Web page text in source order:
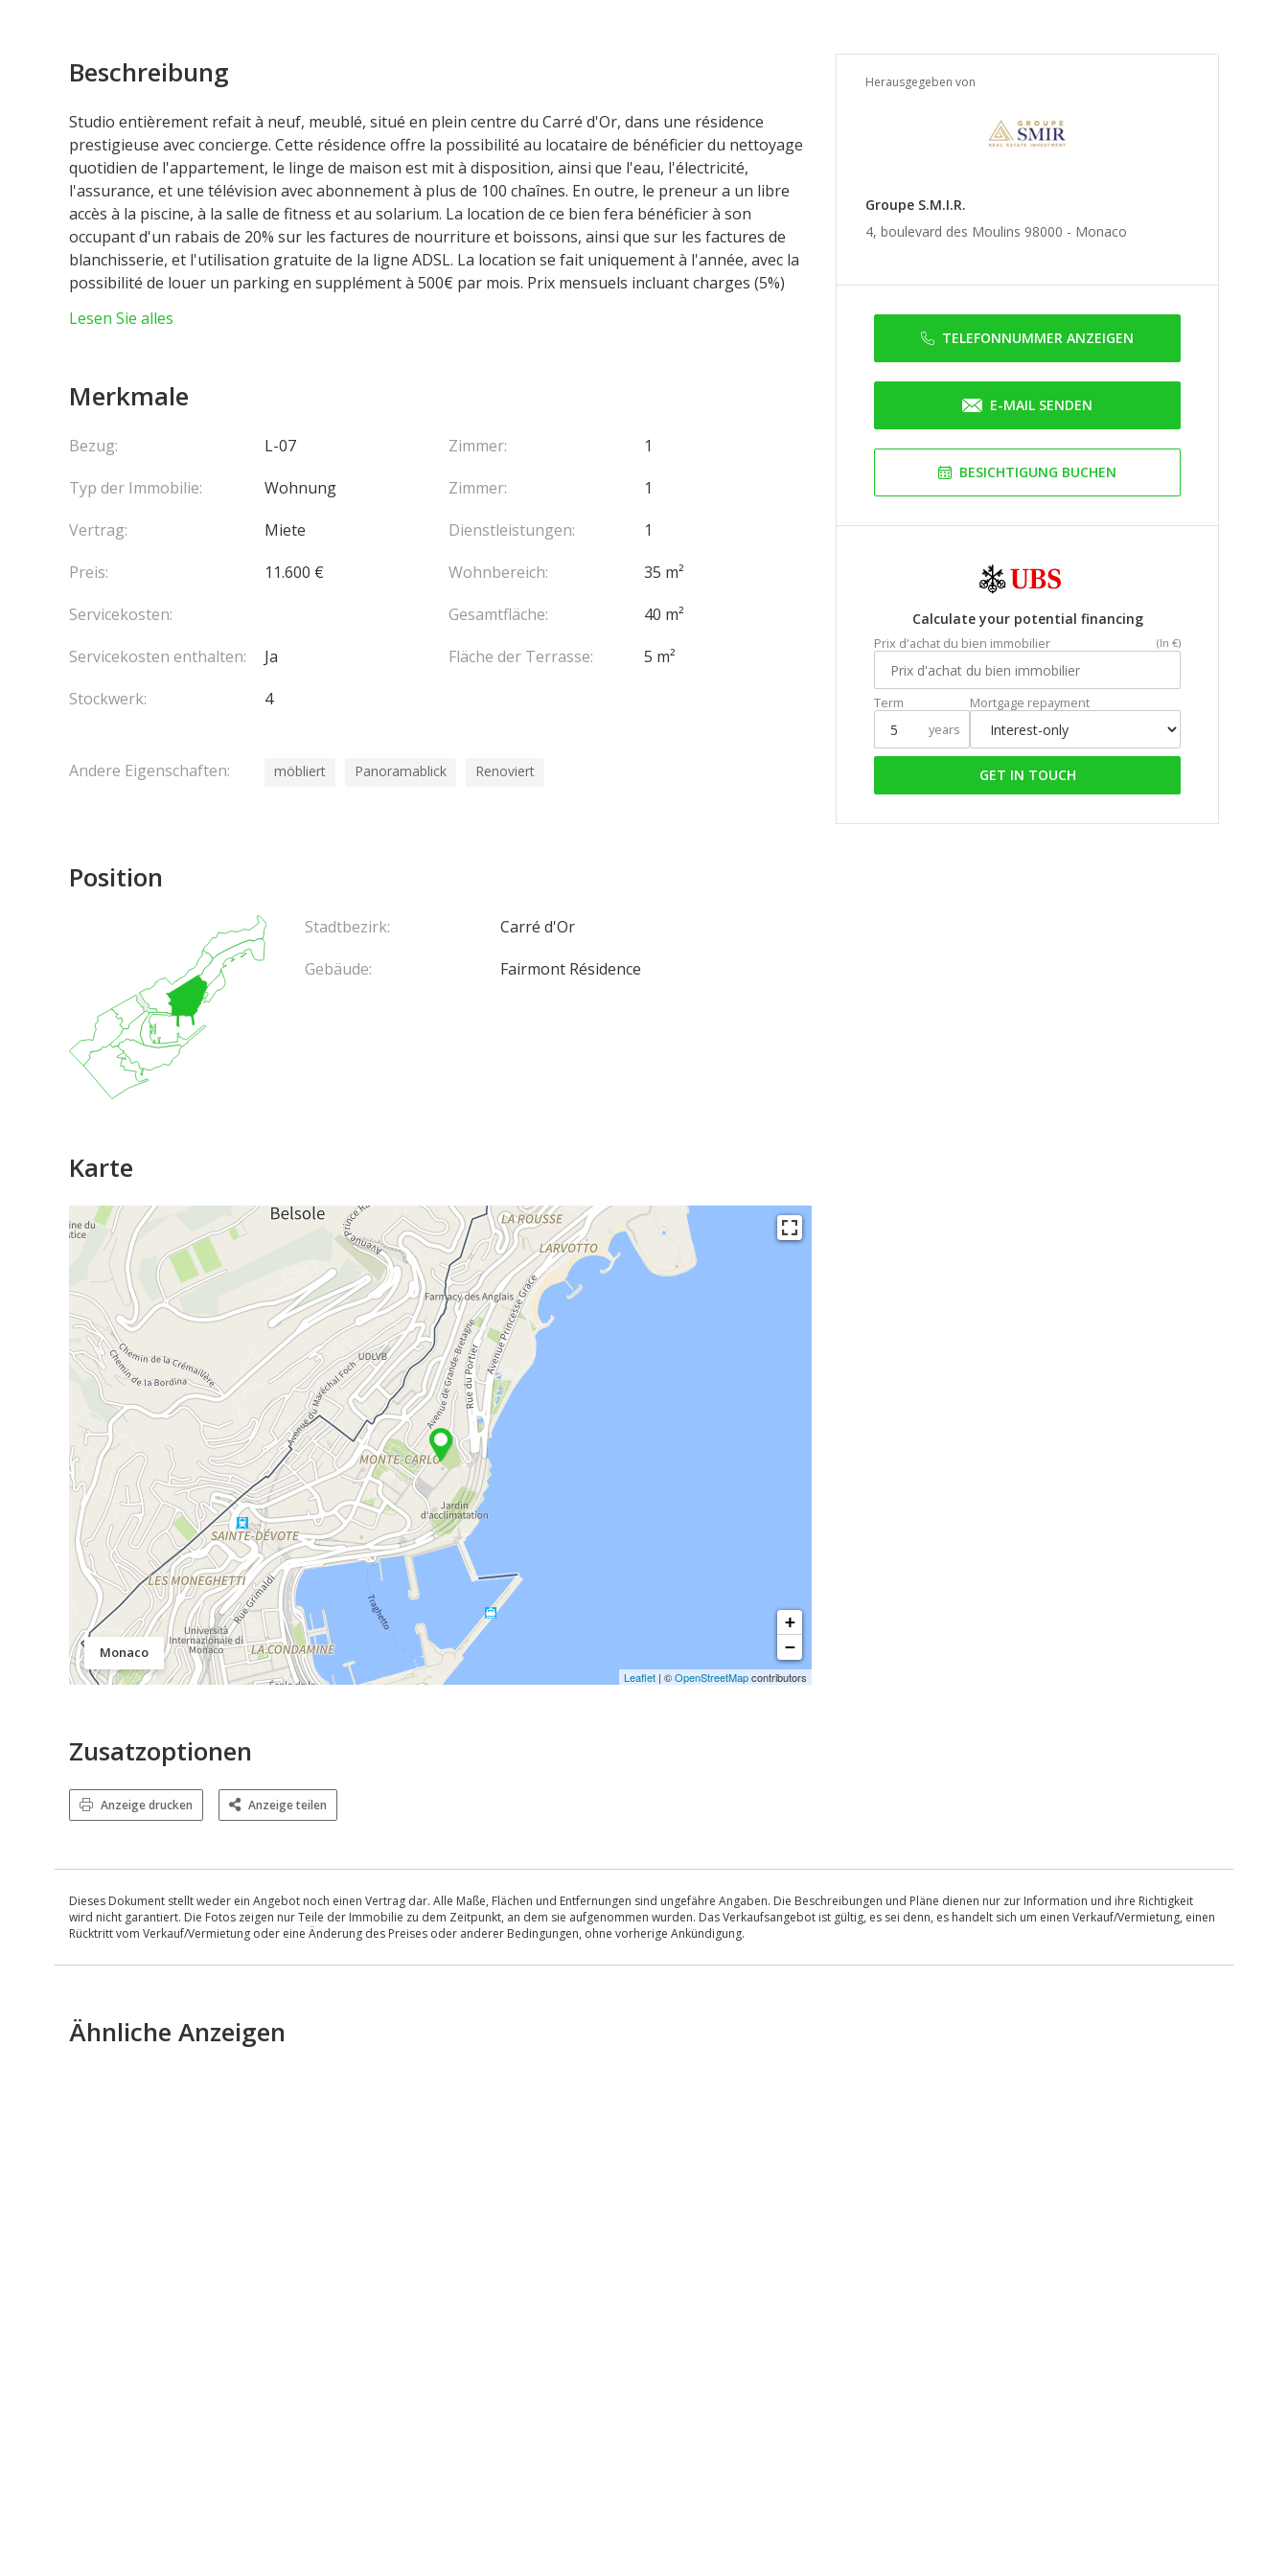
Herausgegeben von
Groupe S.M.I.R.
4, boulevard des Moulins 98000 - Monaco
TELEFONNUMMER ANZEIGEN
E-MAIL SENDEN
BESICHTIGUNG BUCHEN
Calculate your potential financing
Prix d'achat du bien immobilier (In €)
Term
years
Mortgage repayment
GET IN TOUCH
Beschreibung
Studio entièrement refait à neuf, meublé, situé en plein centre du Carré d'Or, dans une résidence
prestigieuse avec concierge. Cette résidence offre la possibilité au locataire de bénéficier du nettoyage
quotidien de l'appartement, le linge de maison est mit à disposition, ainsi que l'eau, l'électricité,
l'assurance, et une télévision avec abonnement à plus de 100 chaînes. En outre, le preneur a un libre
accès à la piscine, à la salle de fitness et au solarium. La location de ce bien fera bénéficier à son
occupant d'un rabais de 20% sur les factures de nourriture et boissons, ainsi que sur les factures de
blanchisserie, et l'utilisation gratuite de la ligne ADSL. La location se fait uniquement à l'année, avec la
possibilité de louer un parking en supplément à 500€ par mois. Prix mensuels incluant charges (5%)
Lesen Sie alles
Merkmale
Bezug:
L-07
Typ der Immobilie:
Wohnung
Vertrag:
Miete
Preis:
11.600 €
Servicekosten:
Servicekosten enthalten:
Ja
Stockwerk:
4
Zimmer:
1
Zimmer:
1
Dienstleistungen:
1
Wohnbereich:
35 m²
Gesamtfläche:
40 m²
Fläche der Terrasse:
5 m²
Andere Eigenschaften: möbliert Panoramablick Renoviert
Position
Stadtbezirk:
Carré d'Or
Gebäude:
Fairmont Résidence
Karte
Monaco
+
−
Leaflet | ©OpenStreetMapcontributors
Zusatzoptionen
Anzeige drucken Anzeige teilen
Dieses Dokument stellt weder ein Angebot noch einen Vertrag dar. Alle Maße, Flächen und Entfernungen sind ungefähre Angaben. Die Beschreibungen und Pläne dienen nur zur Information und ihre Richtigkeit
wird nicht garantiert. Die Fotos zeigen nur Teile der Immobilie zu dem Zeitpunkt, an dem sie aufgenommen wurden. Das Verkaufsangebot ist gültig, es sei denn, es handelt sich um einen Verkauf/Vermietung, einen
Rücktritt vom Verkauf/Vermietung oder eine Änderung des Preises oder anderer Bedingungen, ohne vorherige Ankündigung.
Ähnliche Anzeigen